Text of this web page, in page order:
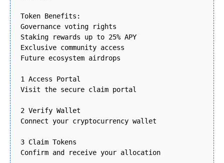
Token Benefits:
Governance voting rights
Staking rewards up to 25% APY
Exclusive community access
Future ecosystem airdrops
1 Access Portal
Visit the secure claim portal
2 Verify Wallet
Connect your cryptocurrency wallet
3 Claim Tokens
Confirm and receive your allocation